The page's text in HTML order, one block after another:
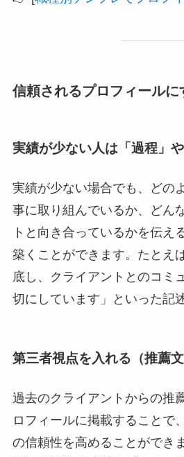
信頼されるプロフィールに
実績が少ない人は「過程」
実績が少ない場合でも、どの
事に取り組んでいるか、どん
トと向き合っているかを伝え
築くことができます。たとえ
底し、クライアントとのコミ
切にしています」といった記
第三者視点を入れる（推薦文
過去のクライアントからの推
ロフィールに掲載することで
の信頼性を高めることができ